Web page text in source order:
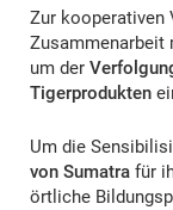
Zur kooperativen
Zusammenarbeit
um der
Tigerprodukten
Um die
von Sumatra für
örtliche